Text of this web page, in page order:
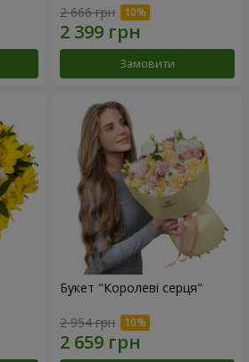
2 666 грн
Замовити
Букет "Королеві серця"
2 954 грн